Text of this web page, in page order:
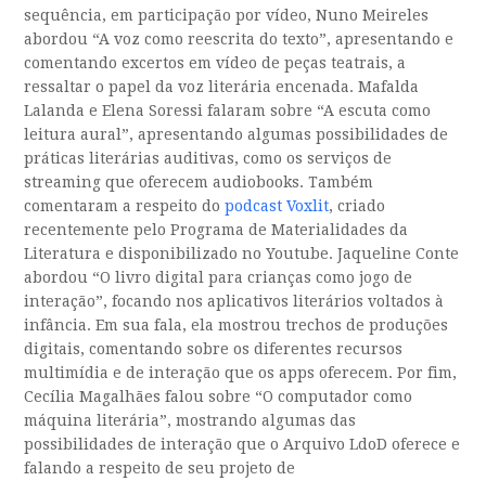
sequência, em participação por vídeo, Nuno Meireles
abordou “A voz como reescrita do texto”, apresentando e
comentando excertos em vídeo de peças teatrais, a
ressaltar o papel da voz literária encenada. Mafalda
Lalanda e Elena Soressi falaram sobre “A escuta como
leitura aural”, apresentando algumas possibilidades de
práticas literárias auditivas, como os serviços de
streaming que oferecem audiobooks. Também
comentaram a respeito dopodcast Voxlit, criado
recentemente pelo Programa de Materialidades da
Literatura e disponibilizado no Youtube. Jaqueline Conte
abordou “O livro digital para crianças como jogo de
interação”, focando nos aplicativos literários voltados à
infância. Em sua fala, ela mostrou trechos de produções
digitais, comentando sobre os diferentes recursos
multimídia e de interação que os apps oferecem. Por fim,
Cecília Magalhães falou sobre “O computador como
máquina literária”, mostrando algumas das
possibilidades de interação que o Arquivo LdoD oferece e
falando a respeito de seu projeto de